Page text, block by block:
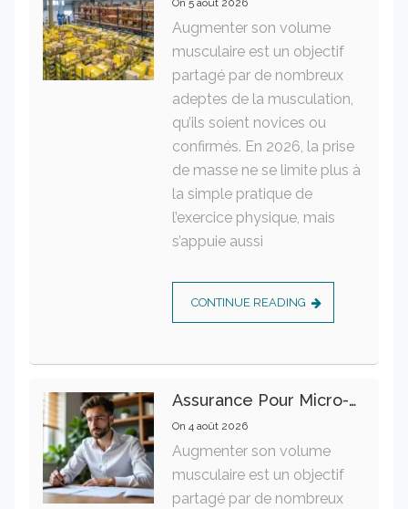
On 5 août 2026
Augmenter son volume
musculaire est un objectif
partagé par de nombreux
adeptes de la musculation,
qu’ils soient novices ou
confirmés. En 2026, la prise
de masse ne se limite plus à
la simple pratique de
l’exercice physique, mais
s’appuie aussi
CONTINUE READING
Assurance Pour Micro-Entrepreneur : Les Garanties Essentielles À Connaître
On 4 août 2026
Augmenter son volume
musculaire est un objectif
partagé par de nombreux